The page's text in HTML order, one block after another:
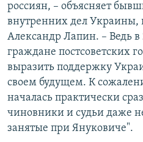
россиян, – объясняет
внутренних дел Украины,
Александр Лапин. – Ведь в
граждане постсоветских
выразить поддержку
своем будущем. К
началась практически
чиновники и судьи даже
занятые при Януковиче".